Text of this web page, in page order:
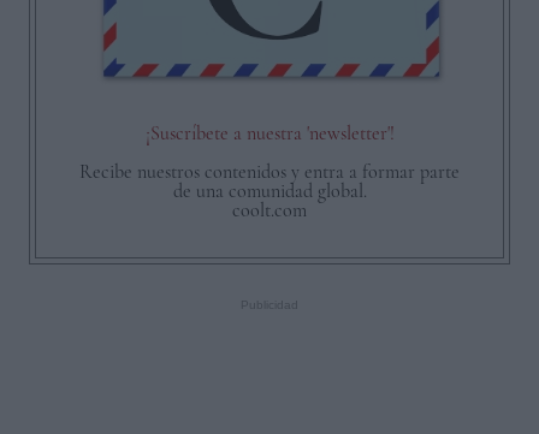
¡Suscríbete a nuestra 'newsletter'!
Recibe nuestros contenidos y entra a formar parte
de una comunidad global.
coolt.com